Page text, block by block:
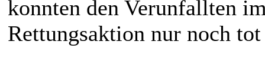
konnten den Verunfallten
Rettungsaktion nur noch tot